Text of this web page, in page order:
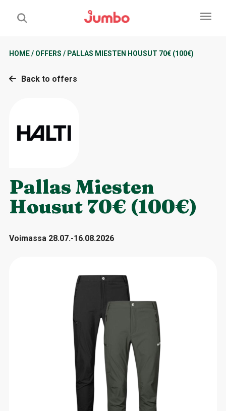
HOME/ OFFERS / PALLAS MIESTEN HOUSUT 70€ (100€)
Back to offers
Pallas Miesten
Housut 70€ (100€)
Voimassa 28.07.-16.08.2026